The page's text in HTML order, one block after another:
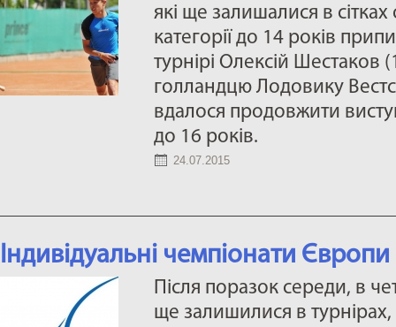
які ще залишалися в
категорії до 14 років
турнірі Олексій Шестаков
голландцю Лодовику
вдалося продовжити
до 16 років.
24.07.2015
Індивідуальні чемпіонати Європи
Після поразок середи, в
ще залишилися в